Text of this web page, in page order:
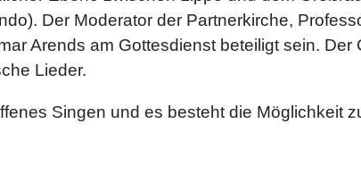
Der Moderator der Partnerkirche,
Arends am Gottesdienst beteiligt sein.
Lieder.
Singen und es besteht die Möglichkeit